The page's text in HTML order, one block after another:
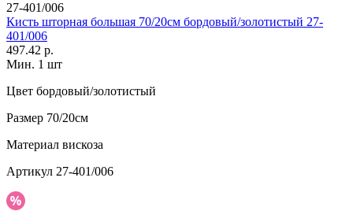
27-401/006
Кисть шторная большая 70/20см бордовый/золотистый 27-
401/006
497.42 р.
Мин. 1 шт
Цвет бордовый/золотистый
Размер 70/20см
Материал вискоза
Артикул 27-401/006